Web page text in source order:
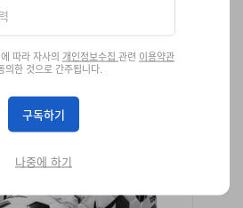
, Nike Total 90 "White/Black"
공개된 Nike Total 90 “White/Black”.
따라 자사의 개인정보수집 관련 이용약관
의한 것으로 간주됩니다.
구독하기
나중에 하기